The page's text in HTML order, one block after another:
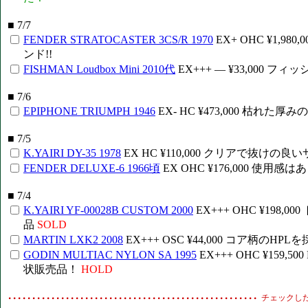
■ 7/7
FENDER STRATOCASTER 3CS/R 1970 EX+ OHC
ンド!!
FISHMAN Loudbox Mini 2010代 EX+++ ― ¥33,000 フィッ
■ 7/6
EPIPHONE TRIUMPH 1946 EX- HC ¥473,000 枯れた厚み
■ 7/5
K.YAIRI DY-35 1978 EX HC ¥110,000 クリアで抜けの良
FENDER DELUXE-6 1966頃 EX OHC ¥176,000 使用感は
■ 7/4
K.YAIRI YF-00028B CUSTOM 2000 EX+++ OHC
品 SOLD
MARTIN LXK2 2008 EX+++ OSC ¥44,000 コア柄のHPL
GODIN MULTIAC NYLON SA 1995 EX+++ OHC
状販売品！ HOLD
チェックし